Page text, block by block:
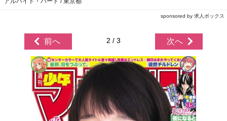
sponsored by 求人ボックス
前へ 2 / 3 次へ